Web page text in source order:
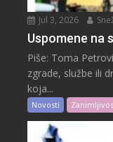
Jul 3, 2026
Uspomene na
Piše: Toma
zgrade, službe ili
koja...
Novosti